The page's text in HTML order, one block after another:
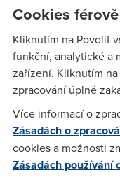
Anonym
Pamětníci možná
zase zajásají. Na
etapa internetového
portál Geocities
Yahoo, jej vyřadila
Jiří Kuchta(11.11.2009
Cookies
Kliknutím na Povolit
funkční, analytické a
zařízení. Kliknutím
zpracování úplně
Více informací o
Zásadách o
cookies a možnosti
Zásadách používání